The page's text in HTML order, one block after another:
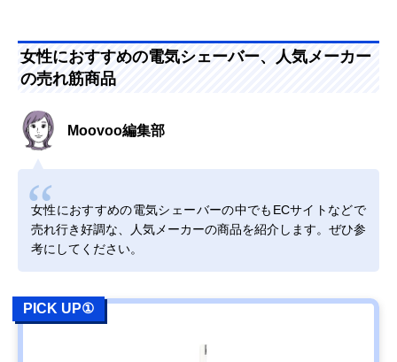
女性におすすめの電気シェーバー、人気メーカー
の売れ筋商品
Moovoo編集部
女性におすすめの電気シェーバーの中でもECサイトなどで
売れ行き好調な、人気メーカーの商品を紹介します。ぜひ参
考にしてください。
PICK UP①